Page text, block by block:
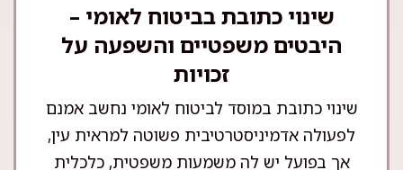
שינוי כתובת בביטוח לאומי –
היבטים משפטיים והשפעה על
זכויות
שינוי כתובת במוסד לביטוח לאומי נחשב אמנם
לפעולה אדמיניסטרטיבית פשוטה למראית עין,
אך בפועל יש לה משמעות משפטית, כלכלית